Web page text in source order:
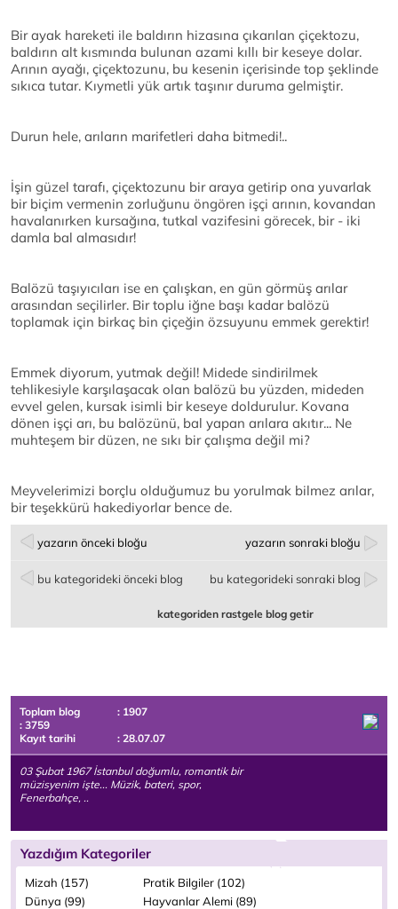
Bir ayak hareketi ile baldırın hizasına çıkarılan çiçektozu,
baldırın alt kısmında bulunan azami kıllı bir keseye dolar.
Arının ayağı, çiçektozunu, bu kesenin içerisinde top şeklinde
sıkıca tutar. Kıymetli yük artık taşınır duruma gelmiştir.
Durun hele, arıların marifetleri daha bitmedi!..
İşin güzel tarafı, çiçektozunu bir araya getirip ona yuvarlak
bir biçim vermenin zorluğunu öngören işçi arının, kovandan
havalanırken kursağına, tutkal vazifesini görecek, bir - iki
damla bal almasıdır!
Balözü taşıyıcıları ise en çalışkan, en gün görmüş arılar
arasından seçilirler. Bir toplu iğne başı kadar balözü
toplamak için birkaç bin çiçeğin özsuyunu emmek gerektir!
Emmek diyorum, yutmak değil! Midede sindirilmek
tehlikesiyle karşılaşacak olan balözü bu yüzden, mideden
evvel gelen, kursak isimli bir keseye doldurulur. Kovana
dönen işçi arı, bu balözünü, bal yapan arılara akıtır... Ne
muhteşem bir düzen, ne sıkı bir çalışma değil mi?
Meyvelerimizi borçlu olduğumuz bu yorulmak bilmez arılar,
bir teşekkürü hakediyorlar bence de.
yazarın önceki bloğu yazarın sonraki bloğu
bu kategorideki önceki blog bu kategorideki sonraki blog
kategoriden rastgele blog getir
Toplam blog
: 1907
: 3759
Kayıt tarihi
: 28.07.07
03 Şubat 1967 İstanbul doğumlu, romantik bir
müzisyenim işte... Müzik, bateri, spor,
Fenerbahçe, ..
Yazdığım Kategoriler
Mizah (157)
Pratik Bilgiler (102)
Dünya (99)
Hayvanlar Alemi (89)